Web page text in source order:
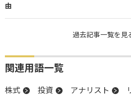
由
過去記事一覧を見
関連用語一覧
株式 投資 アナリスト